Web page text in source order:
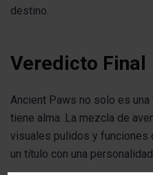
destino.
Veredicto Final
Ancient Paws no solo es
tiene alma. La mezcla de
visuales pulidos y funciones
un título con una